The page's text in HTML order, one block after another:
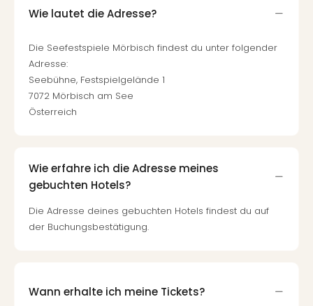
Wie lautet die Adresse?
Die Seefestspiele Mörbisch findest du unter folgender
Adresse:
Seebühne, Festspielgelände 1
7072 Mörbisch am See
Österreich
Wie erfahre ich die Adresse meines
gebuchten Hotels?
Die Adresse deines gebuchten Hotels findest du auf
der Buchungsbestätigung.
Wann erhalte ich meine Tickets?